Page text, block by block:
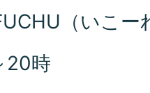
（いこー
20時